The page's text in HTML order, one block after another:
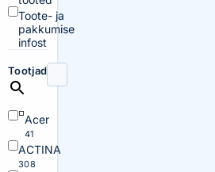
Toote- ja
pakkumise
infost
Tootjad
Acer
41
ACTINA
308